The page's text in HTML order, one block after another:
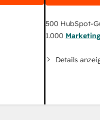
500 HubSpot-
1.000
Details